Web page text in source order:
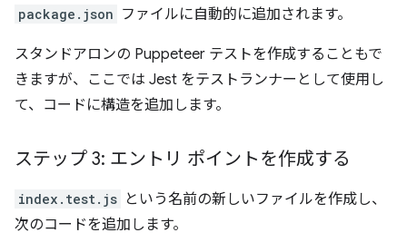
package.json ファイルに自動的に追加されます。
スタンドアロンの Puppeteer テストを作成することもで
きますが、ここでは Jest をテストランナーとして使用し
て、コードに構造を追加します。
ステップ 3: エントリ ポイントを作成する
index.test.js という名前の新しいファイルを作成し、
次のコードを追加します。